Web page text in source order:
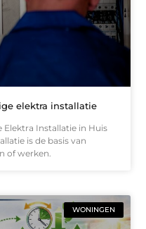
elektra installatie
Elektra Installatie in Huis
is de basis van
of werken.
WONINGEN